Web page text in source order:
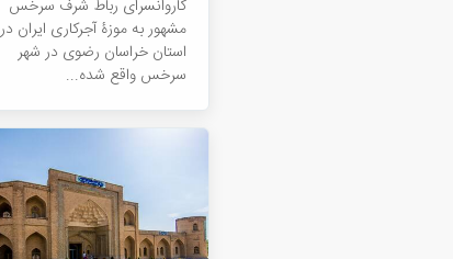
کاروانسرای رباط شرف سرخس
مشهور به موزۀ آجرکاری ایران در
استان خراسان رضوی در شهر
سرخس واقع شده...